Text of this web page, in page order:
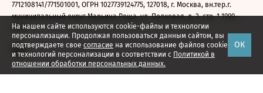
На нашем сайте используются cookie-файлы и технологии
персонализации. Продолжая пользоваться данным сайтом, вы
подтверждаете свое согласие на использование файлов cookie
и технологий персонализации в соответствии с Политикой в
отношении обработки персональных данных.
ОК
7712108141/771501001, ОГРН 1027739124775, 127018, г. Москва, вн.тер.г.
муниципальный округ Марьина Роща, ул. Полковая, д. 3, стр. 1 1999—
2026